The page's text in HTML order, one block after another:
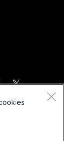
2026Cisco ו/או החברות המשויכות לה. כל הזכויות שמורות.